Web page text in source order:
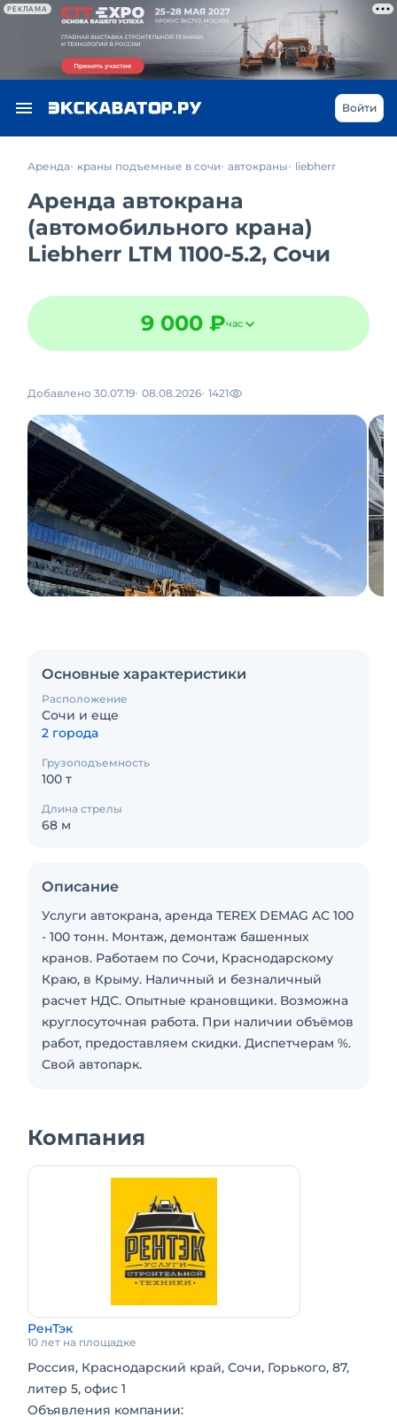
РЕКЛАМА
Войти
Аренда краны подъемные в сочи автокраны liebherr
Аренда автокрана
(автомобильного крана)
Liebherr LTM 1100-5.2, Сочи
9 000 ₽час
Добавлено 30.07.19 08.08.2026 1421
Основные характеристики
Расположение
Сочи и еще
2 города
Грузоподъемность
100 т
Длина стрелы
68 м
Описание
Услуги автокрана, аренда TEREX DEMAG AC 100
- 100 тонн. Монтаж, демонтаж башенных
кранов. Работаем по Сочи, Краснодарскому
Краю, в Крыму. Наличный и безналичный
расчет НДС. Опытные крановщики. Возможна
круглосуточная работа. При наличии объёмов
работ, предоставляем скидки. Диспетчерам %.
Свой автопарк.
Компания
РенТэк
10 лет на площадке
Россия, Краснодарский край, Сочи, Горького, 87,
литер 5, офис 1
Объявления компании: